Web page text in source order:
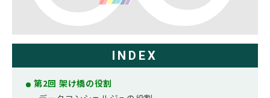
INDEX
第2回 架け橋の役割